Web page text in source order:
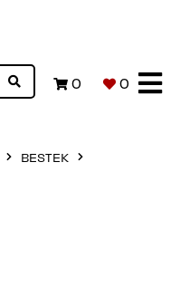
0 0
BESTEK